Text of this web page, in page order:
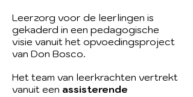
Leerzorg voor de leerlingen is
gekaderd in een pedagogische
visie vanuit het opvoedingsproject
van Don Bosco.
Het team van leerkrachten vertrekt
vanuit een assisterende